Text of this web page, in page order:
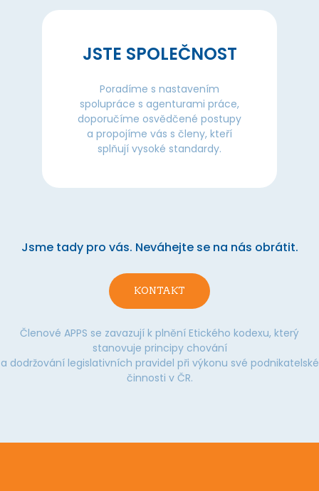
JSTE SPOLEČNOST
Poradíme s nastavením
spolupráce s agenturami práce,
doporučíme osvědčené postupy
a propojíme vás s členy, kteří
splňují vysoké standardy.
Jsme tady pro vás. Neváhejte se na nás obrátit.
KONTAKT
Členové APPS se zavazují k plnění Etického kodexu, který
stanovuje principy chování
a dodržování legislativních pravidel při výkonu své podnikatelské
činnosti v ČR.